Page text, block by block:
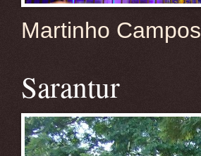
Martinho Campos
Sarantur